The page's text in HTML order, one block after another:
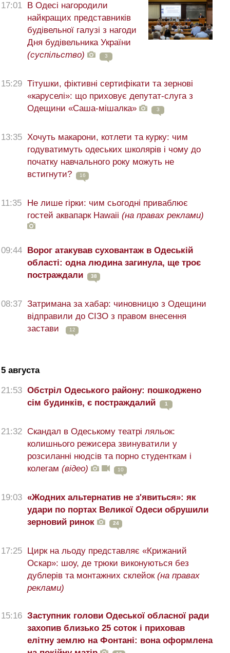
17:01
В Одесі нагородили
найкращих представників
будівельної галузі з нагоди
Дня будівельника України
(суспільство)
3
15:29 Тітушки, фіктивні сертифікати та зернові
«каруселі»: що приховує депутат-слуга з
Одещини «Саша-мішалка»
3
13:35 Хочуть макарони, котлети та курку: чим
годуватимуть одеських школярів і чому до
початку навчального року можуть не
встигнути?
16
11:35
Не лише гірки: чим сьогодні приваблює
гостей аквапарк Hawaii (на правах реклами)
09:44
Ворог атакував суховантаж в Одеській
області: одна людина загинула, ще троє
постраждали
38
08:37 Затримана за хабар: чиновницю з Одещини
відправили до СІЗО з правом внесення
застави
12
5 августа
21:53 Обстріл Одеського району: пошкоджено
сім будинків, є постраждалий
1
21:32 Скандал в Одеському театрі ляльок:
колишнього режисера звинуватили у
розсиланні нюдсів та порно студенткам і
колегам (відео) 10
19:03 «Жодних альтернатив не з'явиться»: як
удари по портах Великої Одеси обрушили
зерновий ринок
24
17:25
Цирк на льоду представляє «Крижаний
Оскар»: шоу, де трюки виконуються без
дублерів та монтажних склейок (на правах
реклами)
15:16 Заступник голови Одеської обласної ради
захопив близько 25 соток і приховав
елітну землю на Фонтані: вона оформлена